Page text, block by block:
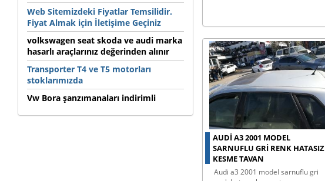
Web Sitemizdeki Fiyatlar Temsilidir.
Fiyat Almak için İletişime Geçiniz
volkswagen seat skoda ve audi marka
hasarlı araçlarınız değerinden alınır
Transporter T4 ve T5 motorları
stoklarımızda
Vw Bora şanzımanaları indirimli
AUDI A3 2001 MODEL
SARNUFLU GRI RENK HATASIZ
KESME TAVAN
audi a3 2001 model sarnuflu gri